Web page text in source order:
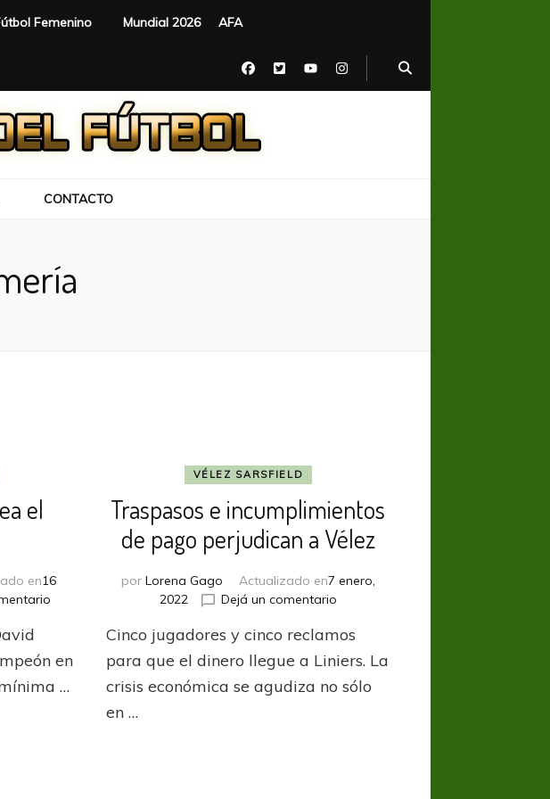
Femenino Mundial 2026 AFA
CONTACTO
el
en16
en
Alabado
el
en
…
VÉLEZ SARSFIELD
Traspasos e incumplimientos
de pago perjudican a Vélez
por Lorena Gago Actualizado en7 enero,
2022
Dejá un comentarioen
e
incumplimientos
pago
Cinco jugadores y cinco reclamos
para que el dinero llegue a Liniers. La
crisis económica se agudiza no sólo
en …